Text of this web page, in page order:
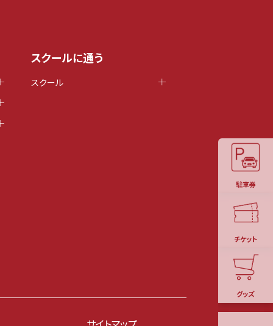
駐車券
チケット
グッズ
スクールに通う
スクール